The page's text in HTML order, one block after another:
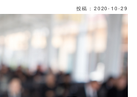
投稿：2020-10-29